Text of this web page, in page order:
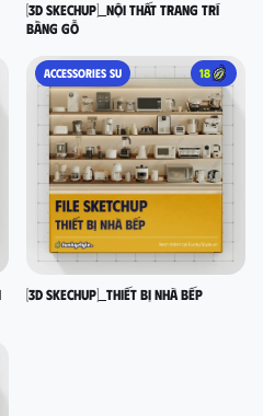
[3D SKECHUP]_Nội thất trang trí
bằng gỗ
ACCESSORIES SU 18
[3D SKECHUP]_Thiết bị nhà bếp